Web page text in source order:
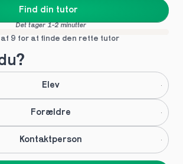
Find din tutor
Det tager 1-2 minutter
af 9 for at finde den rette tutor
Elev
Forældre
Kontaktperson